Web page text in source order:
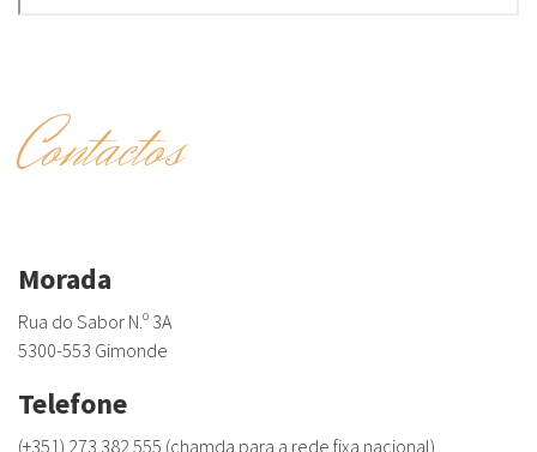
Contactos
Morada
Rua do Sabor N.º 3A
5300-553 Gimonde
Telefone
(+351) 273 382 555 (chamda para a rede fixa nacional)